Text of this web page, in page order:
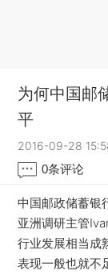
为何中国邮
平
2016-09-28
0条评论
中国邮政储蓄银
亚洲调研主管
行业发展相当成
表现一般也就不